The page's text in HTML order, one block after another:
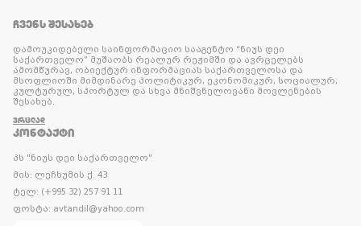
ᲩᲕᲔᲜᲡ ᲨᲔᲡᲐᲮᲔᲑ
დამოუკიდებელი საინფორმაციო სააგენტო “ნიუს დეი
საქართველო” მუშაობს რეალურ რეჟიმში და ავრცელებს
ამომწურავ, ობიექტურ ინფორმაციას საქართველოსა და
მსოფლიოში მიმდინარე პოლიტიკურ, ეკონომიკურ, სოციალურ,
კულტურულ, სპორტულ და სხვა მნიშვნელოვანი მოვლენების
შესახებ.
ᲕᲠᲪᲚᲐᲓ
ᲙᲝᲜᲢᲐᲥᲢᲘ
პს "ნიუს დეი საქართველო"
მის: ლეჩხუმის ქ. 43
ტელ: (+995 32) 257 91 11
ფოსტა: avtandil@yahoo.com